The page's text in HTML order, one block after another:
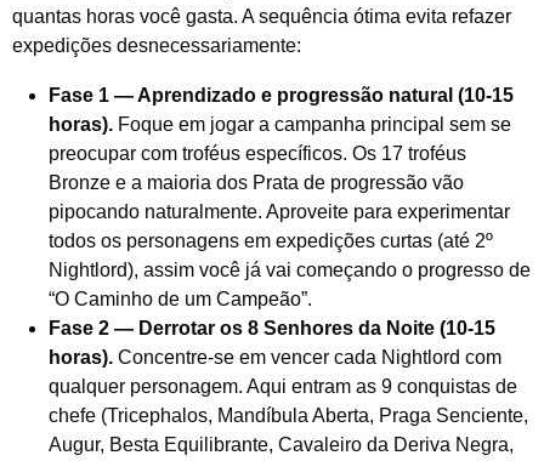
quantas horas você gasta. A sequência ótima evita refazer
expedições desnecessariamente:
Fase 1 — Aprendizado e progressão natural (10-15
horas). Foque em jogar a campanha principal sem se
preocupar com troféus específicos. Os 17 troféus
Bronze e a maioria dos Prata de progressão vão
pipocando naturalmente. Aproveite para experimentar
todos os personagens em expedições curtas (até 2º
Nightlord), assim você já vai começando o progresso de
“O Caminho de um Campeão”.
Fase 2 — Derrotar os 8 Senhores da Noite (10-15
horas). Concentre-se em vencer cada Nightlord com
qualquer personagem. Aqui entram as 9 conquistas de
chefe (Tricephalos, Mandíbula Aberta, Praga Senciente,
Augur, Besta Equilibrante, Cavaleiro da Deriva Negra,